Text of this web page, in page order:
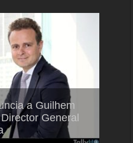
a Guilhem
General